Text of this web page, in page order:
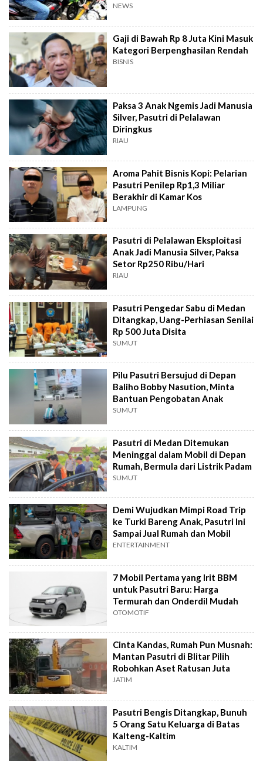
NEWS
Gaji di Bawah Rp 8 Juta Kini Masuk
Kategori Berpenghasilan Rendah
BISNIS
Paksa 3 Anak Ngemis Jadi Manusia
Silver, Pasutri di Pelalawan
Diringkus
RIAU
Aroma Pahit Bisnis Kopi: Pelarian
Pasutri Penilep Rp1,3 Miliar
Berakhir di Kamar Kos
LAMPUNG
Pasutri di Pelalawan Eksploitasi
Anak Jadi Manusia Silver, Paksa
Setor Rp250 Ribu/Hari
RIAU
Pasutri Pengedar Sabu di Medan
Ditangkap, Uang-Perhiasan Senilai
Rp 500 Juta Disita
SUMUT
Pilu Pasutri Bersujud di Depan
Baliho Bobby Nasution, Minta
Bantuan Pengobatan Anak
SUMUT
Pasutri di Medan Ditemukan
Meninggal dalam Mobil di Depan
Rumah, Bermula dari Listrik Padam
SUMUT
Demi Wujudkan Mimpi Road Trip
ke Turki Bareng Anak, Pasutri Ini
Sampai Jual Rumah dan Mobil
ENTERTAINMENT
7 Mobil Pertama yang Irit BBM
untuk Pasutri Baru: Harga
Termurah dan Onderdil Mudah
OTOMOTIF
Cinta Kandas, Rumah Pun Musnah:
Mantan Pasutri di Blitar Pilih
Robohkan Aset Ratusan Juta
JATIM
Pasutri Bengis Ditangkap, Bunuh
5 Orang Satu Keluarga di Batas
Kalteng-Kaltim
KALTIM